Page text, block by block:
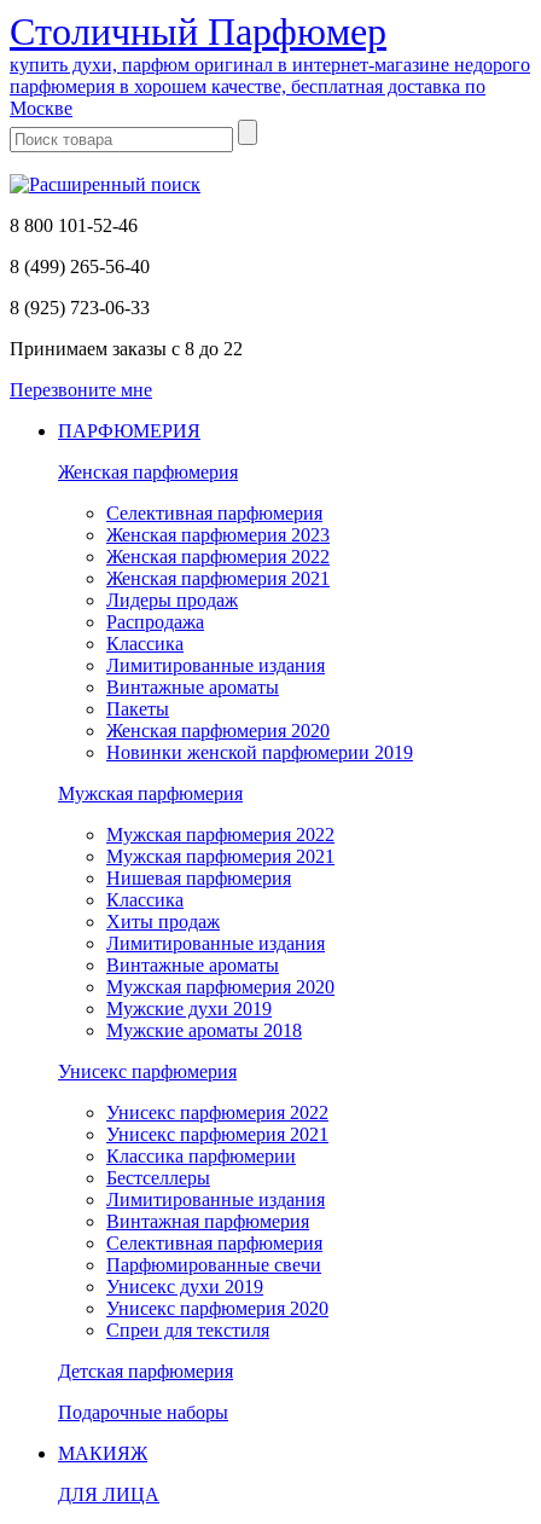
Cтоличный Парфюмер
купить духи, парфюм оригинал в интернет-магазине недорого
парфюмерия в хорошем качестве, бесплатная доставка по
Москве
8 800 101-52-46
8 (499) 265-56-40
8 (925) 723-06-33
Принимаем заказы с 8 до 22
Перезвоните мне
ПАРФЮМЕРИЯ
Женская парфюмерия
Селективная парфюмерия
Женская парфюмерия 2023
Женская парфюмерия 2022
Женская парфюмерия 2021
Лидеры продаж
Распродажа
Классика
Лимитированные издания
Винтажные ароматы
Пакеты
Женская парфюмерия 2020
Новинки женской парфюмерии 2019
Мужская парфюмерия
Мужская парфюмерия 2022
Мужская парфюмерия 2021
Нишевая парфюмерия
Классика
Хиты продаж
Лимитированные издания
Винтажные ароматы
Мужская парфюмерия 2020
Мужские духи 2019
Мужские ароматы 2018
Унисекс парфюмерия
Унисекс парфюмерия 2022
Унисекс парфюмерия 2021
Классика парфюмерии
Бестселлеры
Лимитированные издания
Винтажная парфюмерия
Селективная парфюмерия
Парфюмированные свечи
Унисекс духи 2019
Унисекс парфюмерия 2020
Спреи для текстиля
Детская парфюмерия
Подарочные наборы
МАКИЯЖ
ДЛЯ ЛИЦА